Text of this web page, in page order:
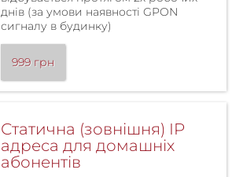
днів (за умови наявності GPON
сигналу в будинку)
999 грн
Статична (зовнішня) IP
адреса для домашніх
абонентів